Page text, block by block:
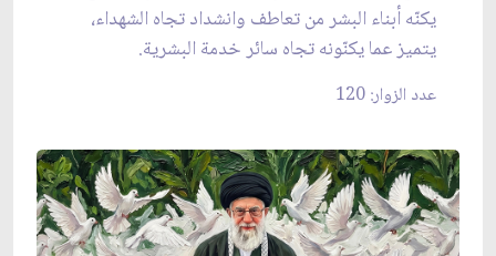
يكنّه أبناء البشر من تعاطف وانشداد تجاه الشهداء،
يتميز عما يكنّونه تجاه سائر خدمة البشرية.
عدد الزوار: 120